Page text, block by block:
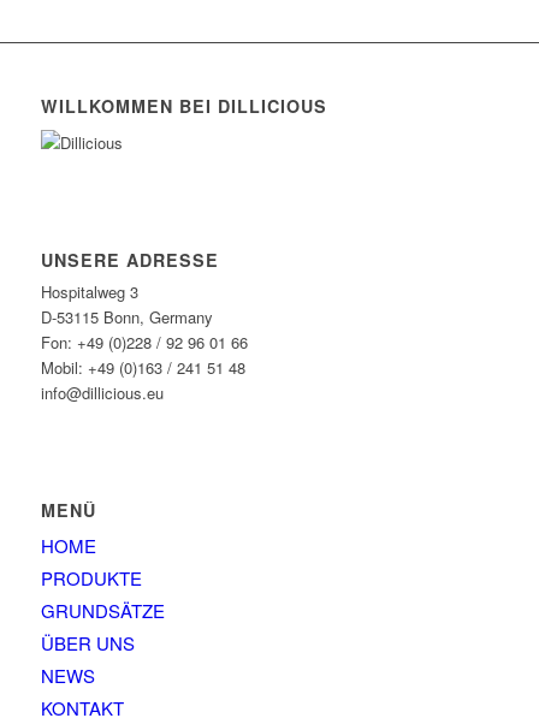
WILLKOMMEN BEI DILLICIOUS
UNSERE ADRESSE
Hospitalweg 3
D-53115 Bonn, Germany
Fon: +49 (0)228 / 92 96 01 66
Mobil: +49 (0)163 / 241 51 48
info@dillicious.eu
MENÜ
HOME
PRODUKTE
GRUNDSÄTZE
ÜBER UNS
NEWS
KONTAKT